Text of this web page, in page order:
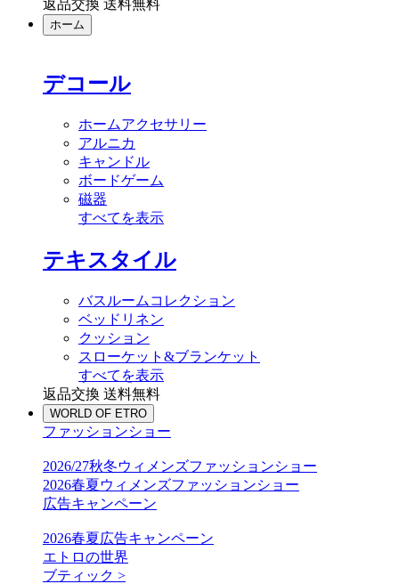
返品交換 送料無料
ホーム
デコール
ホームアクセサリー
アルニカ
キャンドル
ボードゲーム
磁器
すべてを表示
テキスタイル
バスルームコレクション
ベッドリネン
クッション
スローケット&ブランケット
すべてを表示
返品交換 送料無料
WORLD OF ETRO
ファッションショー
2026/27秋冬ウィメンズファッションショー
2026春夏ウィメンズファッションショー
広告キャンペーン
2026春夏広告キャンペーン
エトロの世界
ブティック >